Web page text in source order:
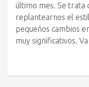
último mes. Se
replantearnos el
pequeños cambios
muy significativos.